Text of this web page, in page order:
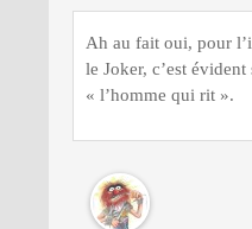
Ah au fait oui, pour
le Joker, c’est
« l’homme qui rit ».